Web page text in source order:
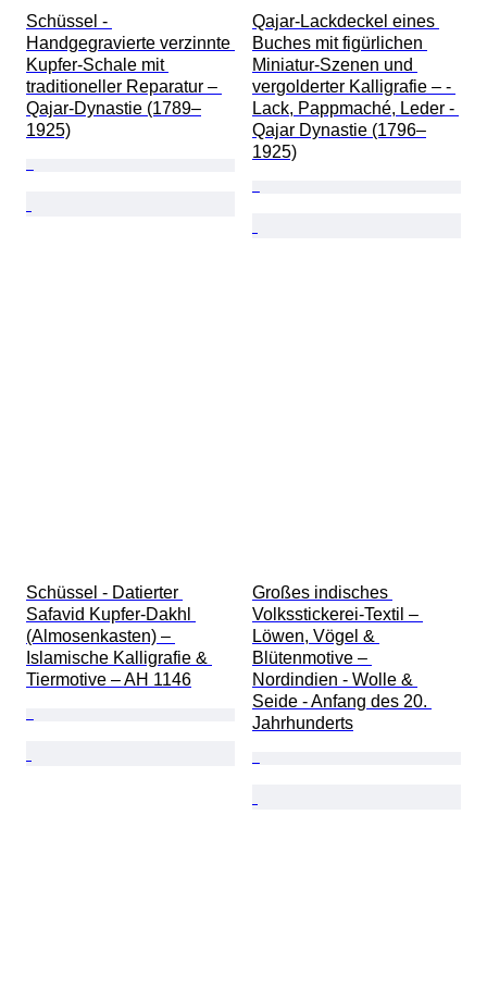
Schüssel -
Handgegravierte verzinnte
Kupfer-Schale mit
traditioneller Reparatur –
Qajar-Dynastie (1789–
1925)
Qajar-Lackdeckel eines
Buches mit figürlichen
Miniatur-Szenen und
vergolderter Kalligrafie – -
Lack, Pappmaché, Leder -
Qajar Dynastie (1796–
1925)
Schüssel - Datierter
Safavid Kupfer-Dakhl
(Almosenkasten) –
Islamische Kalligrafie &
Tiermotive – AH 1146
Großes indisches
Volksstickerei-Textil –
Löwen, Vögel &
Blütenmotive –
Nordindien - Wolle &
Seide - Anfang des 20.
Jahrhunderts